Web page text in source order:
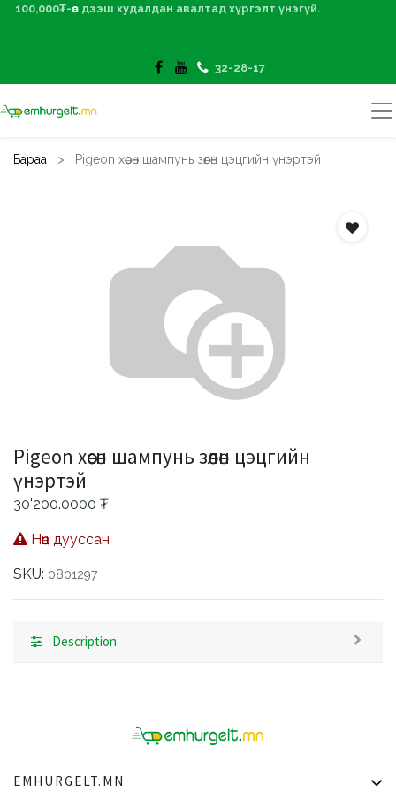
100,000₮-өөс дээш худалдан авалтад хүргэлт үнэгүй.
32-28-17
Бараа Pigeon хөөсөн шампунь зөөлөн цэцгийн үнэртэй
Pigeon хөөсөн шампунь зөөлөн цэцгийн
үнэртэй
30'200.0000 ₮
Нөөц дууссан
SKU: 0801297
Description
EMHURGELT.MN